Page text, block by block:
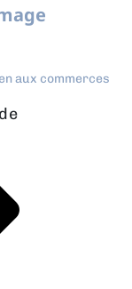
aux commerces